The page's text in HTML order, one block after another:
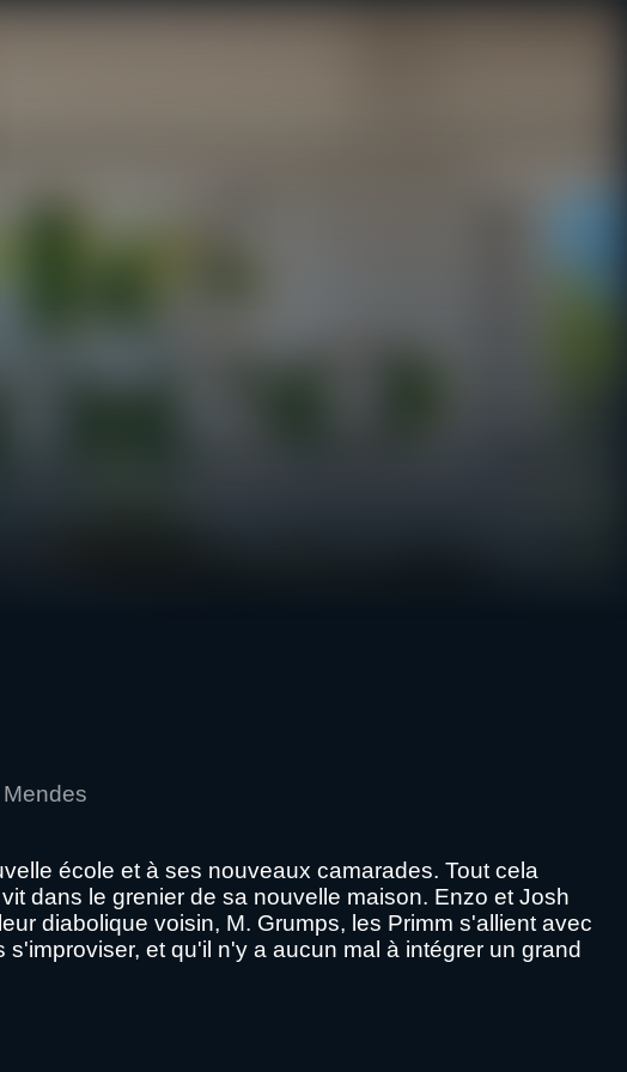
école et à ses nouveaux camarades. Tout cela
dans le grenier de sa nouvelle maison. Enzo et Josh
diabolique voisin, M. Grumps, les Primm s'allient avec
et qu'il n'y a aucun mal à intégrer un grand